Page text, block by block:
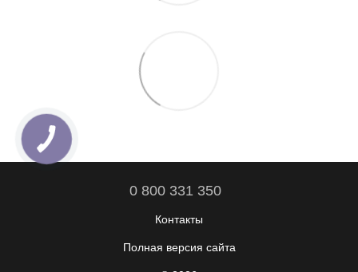
0 800 331 350
Контакты
Полная версия сайта